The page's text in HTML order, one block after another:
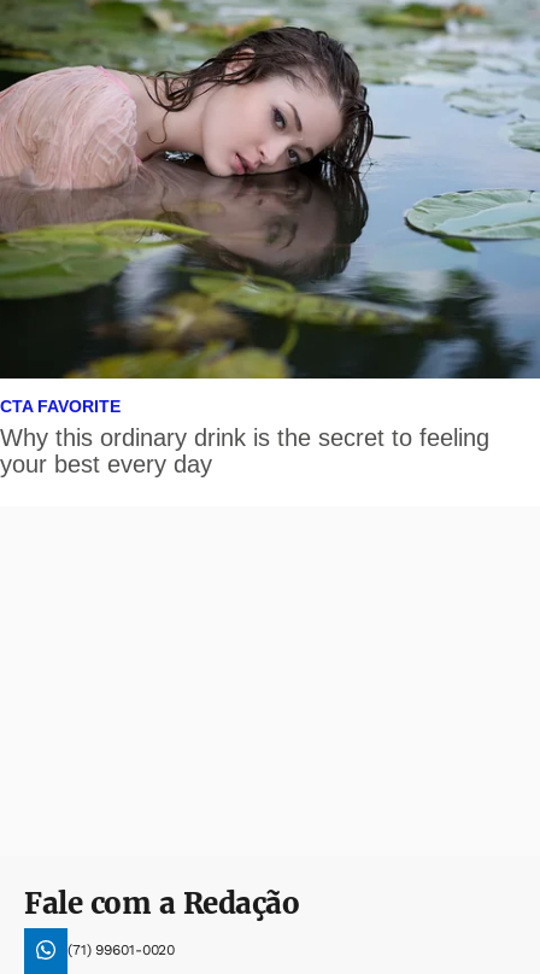
Fale com a Redação
(71) 99601-0020